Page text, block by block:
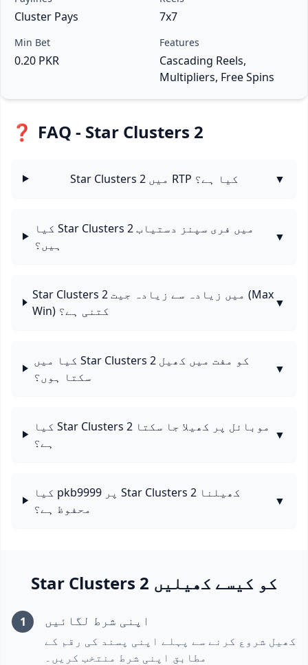
Cluster Pays 7x7
Min Bet
0.20 PKR
Features
Cascading Reels,
Multipliers, Free Spins
❓ FAQ - Star Clusters 2
Star Clusters 2 میں RTP کیا ہے؟ ▼
کیا Star Clusters 2 میں فری سپنز دستیاب
ہیں؟
▼
Star Clusters 2 میں زیادہ سے زیادہ جیت (Max
Win) کتنی ہے؟
▼
کیا میں Star Clusters 2 کو مفت میں کھیل
سکتا ہوں؟
▼
کیا Star Clusters 2 موبائل پر کھیلا جا سکتا
ہے؟
▼
کیا pkb9999 پر Star Clusters 2 کھیلنا
محفوظ ہے؟
▼
Star Clusters 2 کو کیسے کھیلیں
1 اپنی شرط لگائیں
کھیل شروع کرنے سے پہلے اپنی پسند کی رقم کے
مطابق اپنی شرط منتخب کریں۔